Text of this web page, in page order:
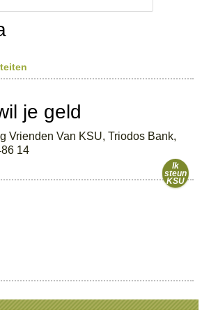
je geld
Vrienden Van KSU, Triodos Bank,
14
Ik
steun
KSU